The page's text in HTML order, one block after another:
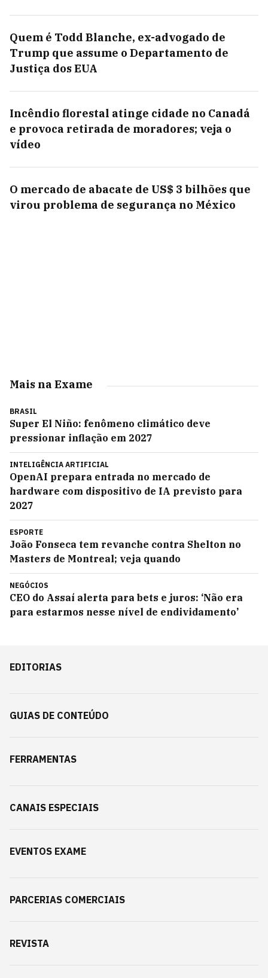
Quem é Todd Blanche, ex-advogado de
Trump que assume o Departamento de
Justiça dos EUA
Incêndio florestal atinge cidade no Canadá
e provoca retirada de moradores; veja o
vídeo
O mercado de abacate de US$ 3 bilhões que
virou problema de segurança no México
Mais na Exame
BRASIL
Super El Niño: fenômeno climático deve
pressionar inflação em 2027
INTELIGÊNCIA ARTIFICIAL
OpenAI prepara entrada no mercado de
hardware com dispositivo de IA previsto para
2027
ESPORTE
João Fonseca tem revanche contra Shelton no
Masters de Montreal; veja quando
NEGÓCIOS
CEO do Assaí alerta para bets e juros: ‘Não era
para estarmos nesse nível de endividamento’
EDITORIAS
GUIAS DE CONTEÚDO
FERRAMENTAS
CANAIS ESPECIAIS
EVENTOS EXAME
PARCERIAS COMERCIAIS
REVISTA